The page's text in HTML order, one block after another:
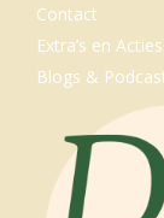
Contact
Extra’s en Acties
Blogs &